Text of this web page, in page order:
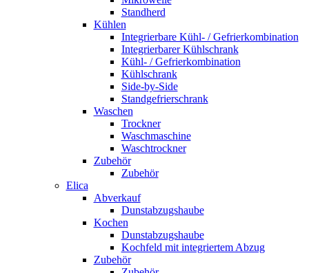
Standherd
Kühlen
Integrierbare Kühl- / Gefrierkombination
Integrierbarer Kühlschrank
Kühl- / Gefrierkombination
Kühlschrank
Side-by-Side
Standgefrierschrank
Waschen
Trockner
Waschmaschine
Waschtrockner
Zubehör
Zubehör
Elica
Abverkauf
Dunstabzugshaube
Kochen
Dunstabzugshaube
Kochfeld mit integriertem Abzug
Zubehör